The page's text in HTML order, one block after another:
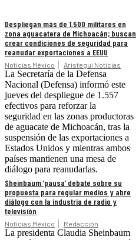
Despliegan más de 1,500 militares en
zona aguacatera de Michoacán; buscan
crear condiciones de seguridad para
reanudar exportaciones a EEUU
Noticias México Aristegui Noticias
La Secretaría de la Defensa
Nacional (Defensa) informó este
jueves del despliegue de 1.557
efectivos para reforzar la
seguridad en las zonas productoras
de aguacate de Michoacán, tras la
suspensión de las exportaciones a
Estados Unidos y mientras ambos
países mantienen una mesa de
diálogo para reanudarlas.
Sheinbaum ‘pausa’ debate sobre su
propuesta para regular medios y abre
diálogo con la industria de radio y
televisión
Noticias México Redacción
La presidenta Claudia Sheinbaum